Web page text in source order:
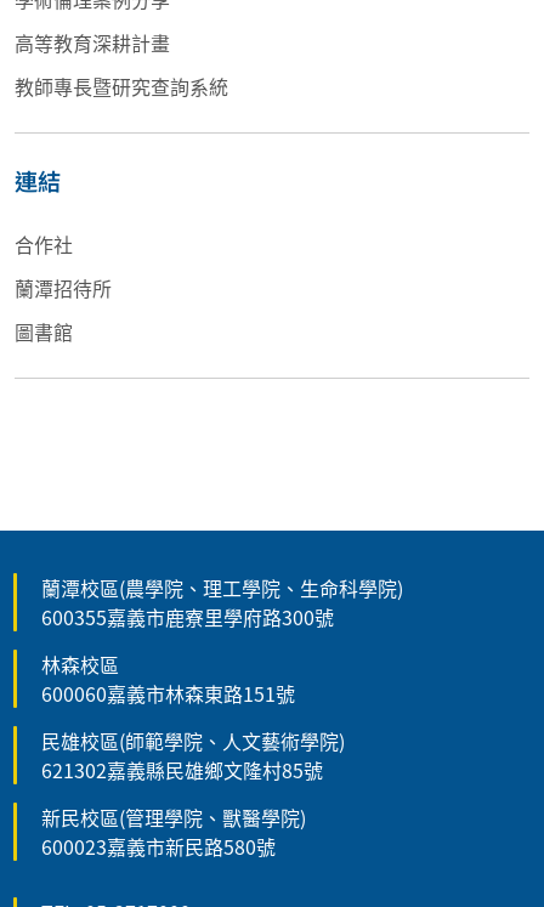
高等教育深耕計畫
教師專長暨研究查詢系統
連結
合作社
蘭潭招待所
圖書館
蘭潭校區(農學院、理工學院、生命科學院)
600355嘉義市鹿寮里學府路300號
林森校區
600060嘉義市林森東路151號
民雄校區(師範學院、人文藝術學院)
621302嘉義縣民雄鄉文隆村85號
新民校區(管理學院、獸醫學院)
600023嘉義市新民路580號